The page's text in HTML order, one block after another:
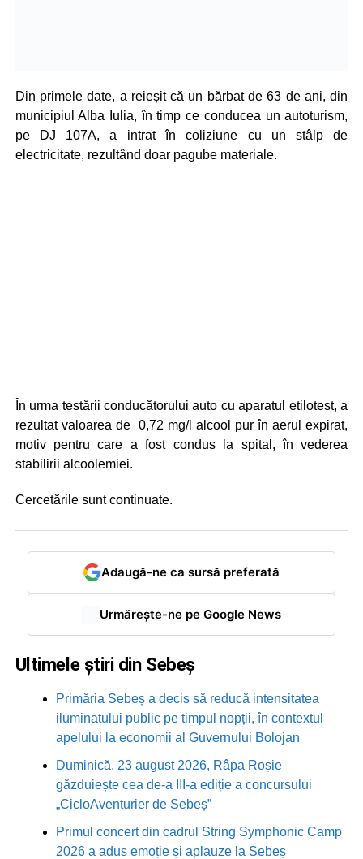
Din primele date, a reieșit că un bărbat de 63 de ani, din
municipiul Alba Iulia, în timp ce conducea un autoturism,
pe DJ 107A, a intrat în coliziune cu un stâlp de
electricitate, rezultând doar pagube materiale.
În urma testării conducătorului auto cu aparatul etilotest, a
rezultat valoarea de 0,72 mg/l alcool pur în aerul expirat,
motiv pentru care a fost condus la spital, în vederea
stabilirii alcoolemiei.
Cercetările sunt continuate.
Adaugă-ne ca sursă preferată
Urmărește-ne pe Google News
Ultimele știri din Sebeș
Primăria Sebeș a decis să reducă intensitatea
iluminatului public pe timpul nopții, în contextul
apelului la economii al Guvernului Bolojan
Duminică, 23 august 2026, Râpa Roșie
găzduiește cea de-a III-a ediție a concursului
„CicloAventurier de Sebeș”
Primul concert din cadrul String Symphonic Camp
2026 a adus emoție și aplauze la Sebeș